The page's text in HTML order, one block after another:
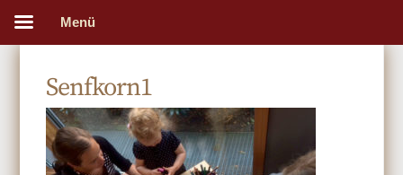
Senfkorn1
Menü